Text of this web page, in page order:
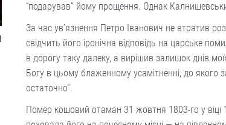
“подарував” йому прощення. Однак
За час ув’язнення Петро Іванович не втратив
свідчить його іронічна відповідь на царське
в дорогу таку далеку, а вирішив залишок днів
Богу в цьому блаженному усамітненні, до якого
остаточно”.
Помер кошовий отаман 31 жовтня 1803-го у віці